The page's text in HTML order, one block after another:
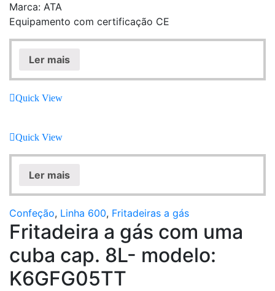
Marca: ATA
Equipamento com certificação CE
Ler mais
Quick View
Quick View
Ler mais
Confeção, Linha 600, Fritadeiras a gás
Fritadeira a gás com uma
cuba cap. 8L- modelo:
K6GFG05TT